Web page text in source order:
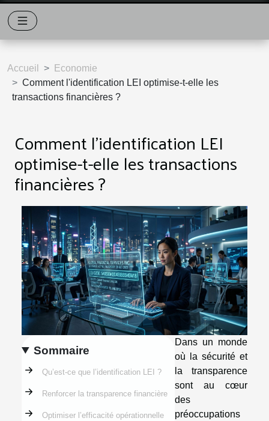
Accueil
Economie
Comment l'identification LEI optimise-t-elle les
transactions financières ?
Comment l'identification LEI
optimise-t-elle les transactions
financières ?
Sommaire
Qu’est-ce que l’identification LEI ?
Renforcer la transparence financière
Optimiser l’efficacité opérationnelle
Dans un monde
où la sécurité et
la transparence
sont au cœur
des
préoccupations